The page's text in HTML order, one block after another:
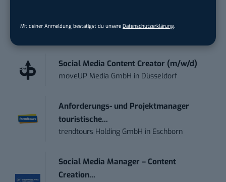
Mit deiner Anmeldung bestätigst du unsere Datenschutzerklärung
Social Media Content Creator (m/w/d)
moveUP Media GmbH in Düsseldorf
Anforderungs- und Projektmanager
touristische...
trendtours Holding GmbH in Eschborn
Social Media Manager – Content
Creation...